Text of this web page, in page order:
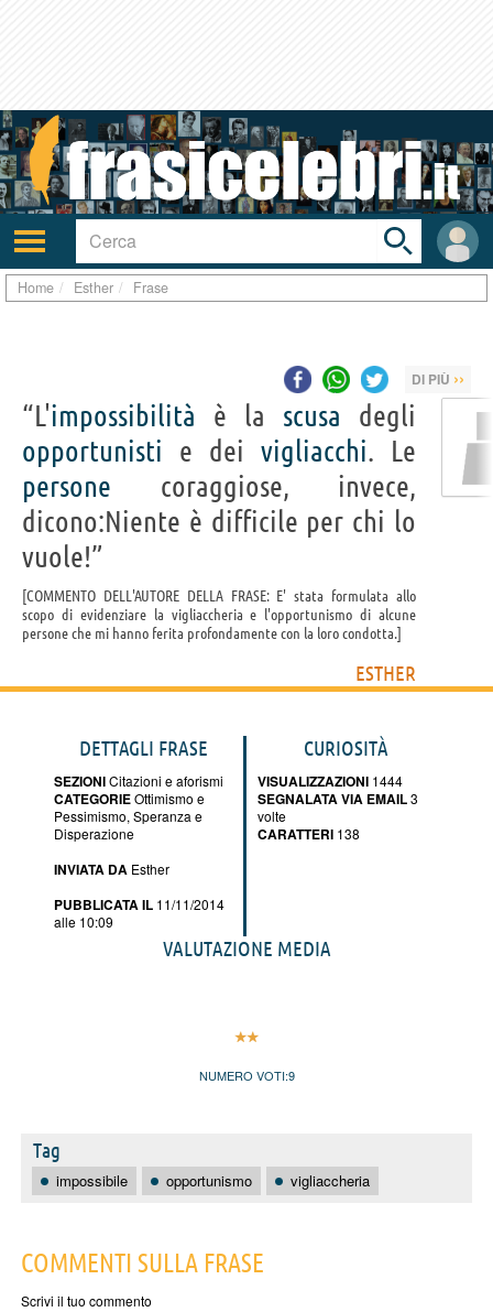
Attiva/disattiva
navigazione
User
area
Toggle
search
bar
Home Esther Frase
DI PIÙ ››
“L'impossibilità è la scusa degli
opportunisti e dei vigliacchi. Le
persone coraggiose, invece,
dicono:Niente è difficile per chi lo
vuole!”
COMMENTO DELL'AUTORE DELLA FRASE: E' stata formulata allo
scopo di evidenziare la vigliaccheria e l'opportunismo di alcune
persone che mi hanno ferita profondamente con la loro condotta.
ESTHER
DETTAGLI FRASE
SEZIONICitazioni e aforismi
CATEGORIEOttimismo e
Pessimismo, Speranza e
Disperazione
INVIATA DA Esther
PUBBLICATA IL 11/11/2014
alle 10:09
CURIOSITÀ
VISUALIZZAZIONI 1444
SEGNALATA VIA EMAIL3
volte
CARATTERI 138
VALUTAZIONE MEDIA
NUMERO VOTI:9
Tag
impossibile opportunismo vigliaccheria
COMMENTI SULLA FRASE
Scrivi il tuo commento